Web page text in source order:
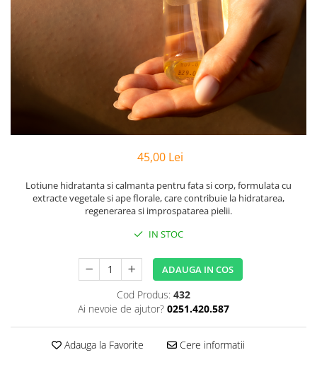
Acnee
Dermatita seboreica
Pete pigmentare
Caderea parului
PREPARATE GINECOLOGICE
ALTE AFECTIUNI
45,00 Lei
Lotiune hidratanta si calmanta pentru fata si corp, formulata cu
extracte vegetale si ape florale, care contribuie la hidratarea,
regenerarea si improspatarea pielii.
IN STOC
ADAUGA IN COS
Cod Produs: 432
Ai nevoie de ajutor? 0251.420.587
Adauga la Favorite Cere informatii